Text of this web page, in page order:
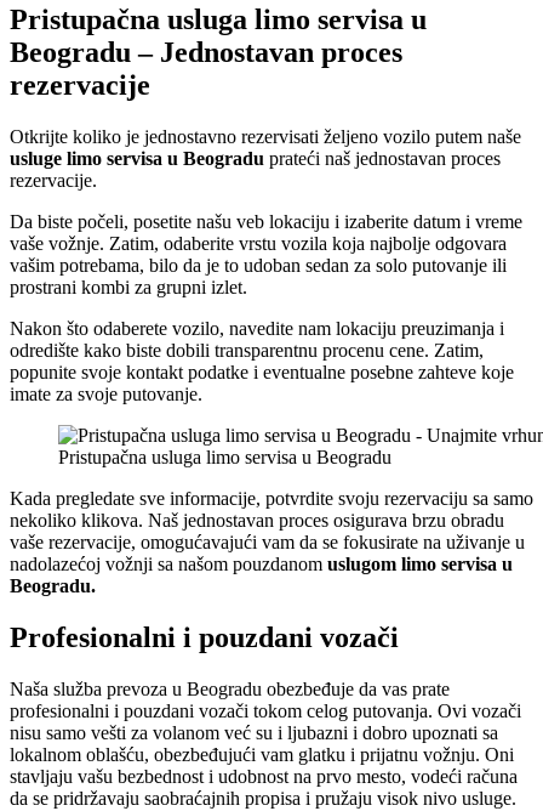
Pristupačna usluga limo servisa u
Beogradu – Jednostavan proces
rezervacije
Otkrijte koliko je jednostavno rezervisati željeno vozilo putem naše
usluge limo servisa u Beogradu prateći naš jednostavan proces
rezervacije.
Da biste počeli, posetite našu veb lokaciju i izaberite datum i vreme
vaše vožnje. Zatim, odaberite vrstu vozila koja najbolje odgovara
vašim potrebama, bilo da je to udoban sedan za solo putovanje ili
prostrani kombi za grupni izlet.
Nakon što odaberete vozilo, navedite nam lokaciju preuzimanja i
odredište kako biste dobili transparentnu procenu cene. Zatim,
popunite svoje kontakt podatke i eventualne posebne zahteve koje
imate za svoje putovanje.
Pristupačna usluga limo servisa u Beogradu
Kada pregledate sve informacije, potvrdite svoju rezervaciju sa samo
nekoliko klikova. Naš jednostavan proces osigurava brzu obradu
vaše rezervacije, omogućavajući vam da se fokusirate na uživanje u
nadolazećoj vožnji sa našom pouzdanom uslugom limo servisa u
Beogradu.
Profesionalni i pouzdani vozači
Naša služba prevoza u Beogradu obezbeđuje da vas prate
profesionalni i pouzdani vozači tokom celog putovanja. Ovi vozači
nisu samo vešti za volanom već su i ljubazni i dobro upoznati sa
lokalnom oblašću, obezbeđujući vam glatku i prijatnu vožnju. Oni
stavljaju vašu bezbednost i udobnost na prvo mesto, vodeći računa
da se pridržavaju saobraćajnih propisa i pružaju visok nivo usluge.